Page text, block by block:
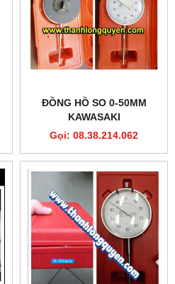
ĐỒNG HỒ SO 0-50MM
KAWASAKI
Gọi: 08.38.214.062